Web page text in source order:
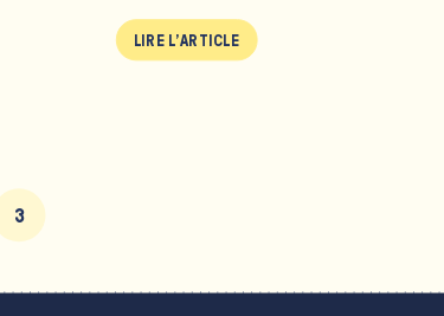
LIRE L'ARTICLE
3